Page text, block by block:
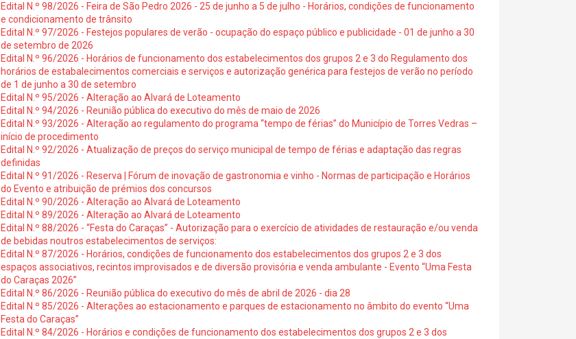
Edital N.º 98/2026 - Feira de São Pedro 2026 - 25 de junho a 5 de julho - Horários, condições de funcionamento
e condicionamento de trânsito
Edital N.º 97/2026 - Festejos populares de verão - ocupação do espaço público e publicidade - 01 de junho a 30
de setembro de 2026
Edital N.º 96/2026 - Horários de funcionamento dos estabelecimentos dos grupos 2 e 3 do Regulamento dos
horários de estabalecimentos comerciais e serviços e autorização genérica para festejos de verão no período
de 1 de junho a 30 de setembro
Edital N.º 95/2026 - Alteração ao Alvará de Loteamento
Edital N.º 94/2026 - Reunião pública do executivo do mês de maio de 2026
Edital N.º 93/2026 - Alteração ao regulamento do programa “tempo de férias” do Município de Torres Vedras –
início de procedimento
Edital N.º 92/2026 - Atualização de preços do serviço municipal de tempo de férias e adaptação das regras
definidas
Edital N.º 91/2026 - Reserva | Fórum de inovação de gastronomia e vinho - Normas de participação e Horários
do Evento e atribuição de prémios dos concursos
Edital N.º 90/2026 - Alteração ao Alvará de Loteamento
Edital N.º 89/2026 - Alteração ao Alvará de Loteamento
Edital N.º 88/2026 - “Festa do Caraças” - Autorização para o exercício de atividades de restauração e/ou venda
de bebidas noutros estabelecimentos de serviços:
Edital N.º 87/2026 - Horários, condições de funcionamento dos estabelecimentos dos grupos 2 e 3 dos
espaços associativos, recintos improvisados e de diversão provisória e venda ambulante - Evento “Uma Festa
do Caraças 2026”
Edital N.º 86/2026 - Reunião pública do executivo do mês de abril de 2026 - dia 28
Edital N.º 85/2026 - Alterações ao estacionamento e parques de estacionamento no âmbito do evento “Uma
Festa do Caraças”
Edital N.º 84/2026 - Horários e condições de funcionamento dos estabelecimentos dos grupos 2 e 3 dos